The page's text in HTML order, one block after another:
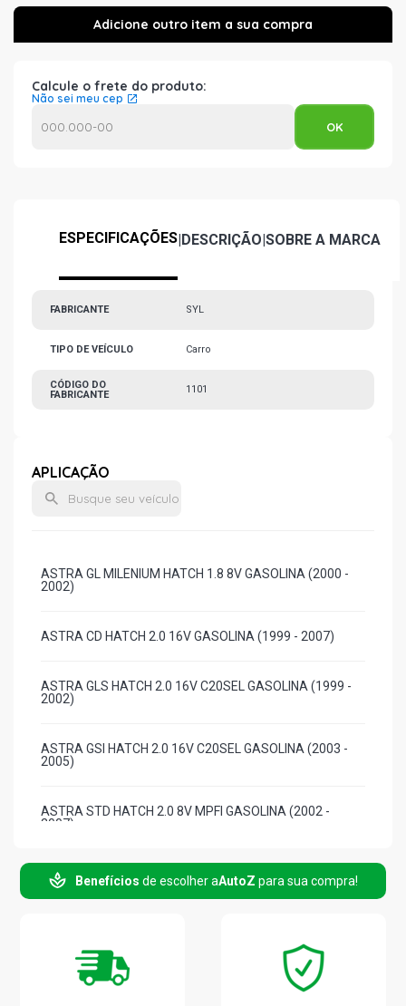
Calcule o frete do produto:
Não sei meu cep
ESPECIFICAÇÕES|DESCRIÇÃO|SOBRE A MARCA
FABRICANTE SYL
TIPO DE VEÍCULO Carro
CÓDIGO DO
FABRICANTE
1101
APLICAÇÃO
ASTRA GL MILENIUM HATCH 1.8 8V GASOLINA (2000 -
2002)
ASTRA CD HATCH 2.0 16V GASOLINA (1999 - 2007)
ASTRA GLS HATCH 2.0 16V C20SEL GASOLINA (1999 -
2002)
ASTRA GSI HATCH 2.0 16V C20SEL GASOLINA (2003 -
2005)
ASTRA STD HATCH 2.0 8V MPFI GASOLINA (2002 -
2007)
ASTRA SPORT HATCH 2.0 8V MPFI GASOLINA (2000 -
2002)
Benefícios de escolher aAutoZ para sua compra!